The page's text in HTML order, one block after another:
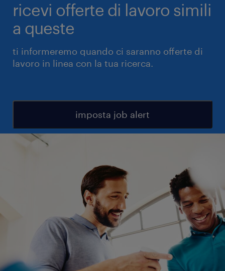
ricevi offerte di lavoro simili
a queste
ti informeremo quando ci saranno offerte di
lavoro in linea con la tua ricerca.
imposta job alert